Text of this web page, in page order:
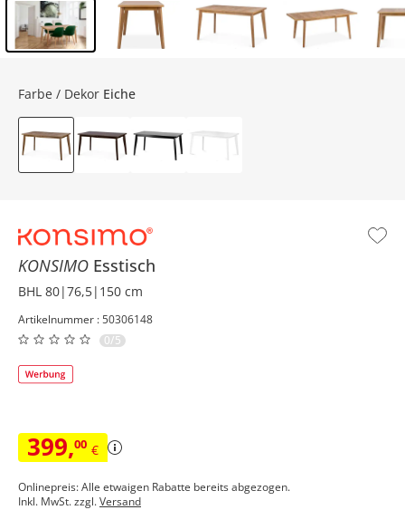
KONSIMO Esstisch
BHL 80|76,5|150 cm
Artikelnummer : 50306148
0/5
399,00 €
Onlinepreis: Alle etwaigen Rabatte bereits abgezogen.
Inkl. MwSt. zzgl.Versand
Farbe / Dekor Eiche